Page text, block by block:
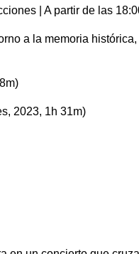
| A partir de las
a la memoria
2023, 1h 31m)